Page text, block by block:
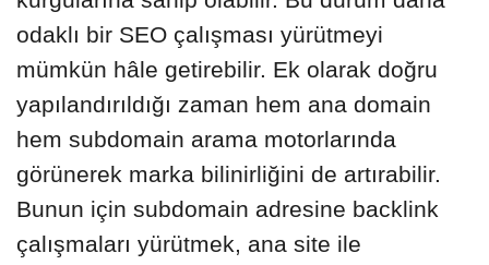
odaklı bir SEO çalışması yürütmeyi
mümkün hâle getirebilir. Ek olarak doğru
yapılandırıldığı zaman hem ana domain
hem subdomain arama motorlarında
görünerek marka bilinirliğini de artırabilir.
Bunun için subdomain adresine backlink
çalışmaları yürütmek, ana site ile